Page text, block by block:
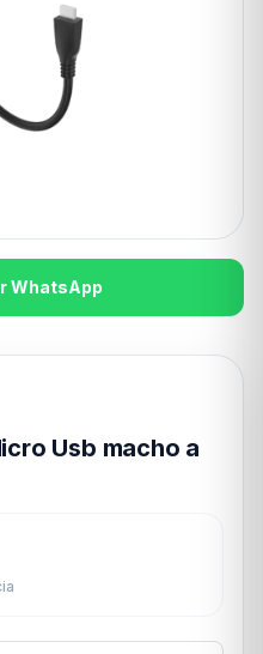
WhatsApp
Usb macho a